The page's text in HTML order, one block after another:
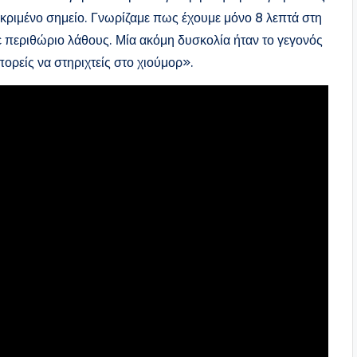
σημείο. Γνωρίζαμε πως έχουμε μόνο 8 λεπτά στη
λάθους. Μία ακόμη δυσκολία ήταν το γεγονός
να στηριχτείς στο χιούμορ».